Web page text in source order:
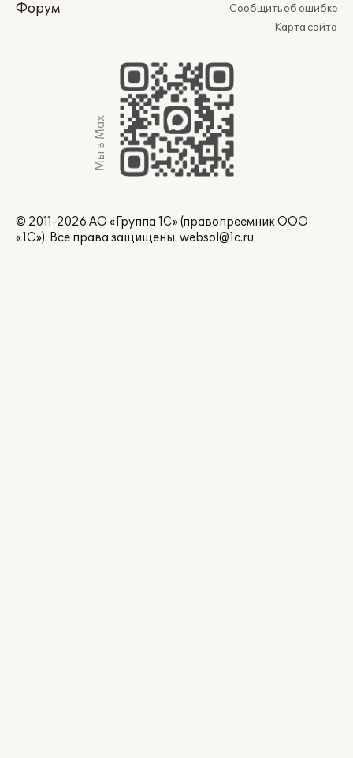
Форум
Сообщить об ошибке
Карта сайта
Мы в Max
© 2011-2026 АО «Группа 1С» (правопреемник ООО
«1С»). Все права защищены. websol@1c.ru